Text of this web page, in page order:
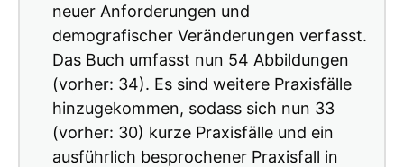
neuer Anforderungen und
demografischer Veränderungen verfasst.
Das Buch umfasst nun 54 Abbildungen
(vorher: 34). Es sind weitere Praxisfälle
hinzugekommen, sodass sich nun 33
(vorher: 30) kurze Praxisfälle und ein
ausführlich besprochener Praxisfall in